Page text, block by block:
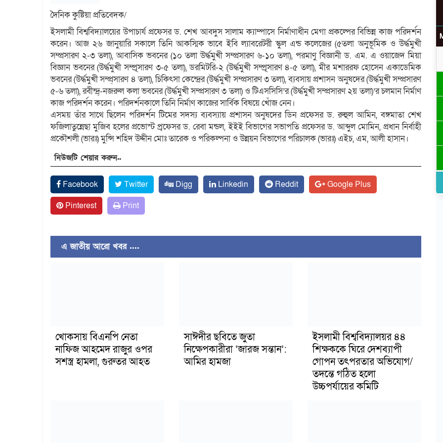
দৈনিক কুষ্টিয়া প্রতিবেদক/
ইসলামী বিশ্ববিদ্যালয়ের উপাচার্য প্রফেসর ড. শেখ আবদুস সালাম ক্যাম্পাসে নির্মাণাধীন মেগা প্রকল্পের বিভিন্ন কাজ পরিদর্শন
করেন। আজ ২৬ জানুয়ারি সকালে তিনি আকস্মিক ভাবে ইবি ল্যাবরেটরী স্কুল এন্ড কলেজের (৫তলা অনুভূমিক ও উর্দ্ধমুখী
সম্প্রসারণ ২-৩ তলা), আবাসিক ভবনের (১০ তলা উর্দ্ধমুখী সম্প্রসারণ ৬-১০ তলা), পরমাণু বিজ্ঞানী ড. এম. এ ওয়াজেদ মিয়া
বিজ্ঞান ভবনের (উর্দ্ধমুখী সম্প্্র্সারণ ৩-৫ তলা), ডরমিটরি-২ (উর্দ্ধমুখী সম্প্্র্সারণ ৪-৫ তলা), মীর মশাররফ হোসেন একাডেমিক
ভবনের (উর্দ্ধমুখী সম্প্র্সারণ ৪ তলা), চিকিৎসা কেন্দ্রের (উর্দ্ধমুখী সম্প্রসারণ ৩ তলা), ব্যবসায় প্রশাসন অনুষদের (উর্দ্ধমুখী সম্প্রসারণ
৫-৬ তলা), রবীন্দ্র্-নজরুল কলা ভবনের (উর্দ্ধমুখী সম্প্রসারণ ৩ তলা) ও টিএসসিসি’র (উর্দ্ধমুখী সম্প্রসারণ ২য় তলা)’র চলমান নির্মাণ
কাজ পরিদর্শন করেন। পরিদর্শনকালে তিনি নির্মাণ কাজের সার্বিক বিষয়ে খোঁজ নেন।
এসময় তাঁর সাথে ছিলেন পরিদর্শন টিমের সদস্য ব্যবস্যায় প্রশাসন অনুষদের ডিন প্রফেসর ড. রুহুল আমিন, বঙ্গমাতা শেখ
ফজিলাতুন্নেছা মুজিব হলের প্রভোস্ট প্্রফেসর ড. রেবা মন্ডল, ইইই বিভাগের সভাপতি প্রফেসর ড. আব্দুল মোমিন, প্রধান নির্বাহী
প্রকৌশলী (ভারঃ) মুন্সি শহিদ উদ্দীন মোঃ তারেক ও পরিকল্পনা ও উন্নয়ন বিভাগের পরিচালক (ভারঃ) এইচ, এম, আলী হাসান।
নিউজটি শেয়ার করুন..
Facebook Twitter Digg Linkedin Reddit
Google Plus
Pinterest
Print
এ জাতীয় আরো খবর ....
খোকসায় বিএনপি নেতা
নাফিজ আহমেদ রাজুর ওপর
সশস্ত্র হামলা, গুরুতর আহত
সাঈদীর ছবিতে জুতা
নিক্ষেপকারীরা ‘জারজ সন্তান’:
আমির হামজা
ইসলামী বিশ্ববিদ্যালয়র ৪৪
শিক্ষককে ঘিরে দেশব্যাপী
গোপন তৎপরতার অভিযোগ/
তদন্তে গঠিত হলো
উচ্চপর্যায়ের কমিটি